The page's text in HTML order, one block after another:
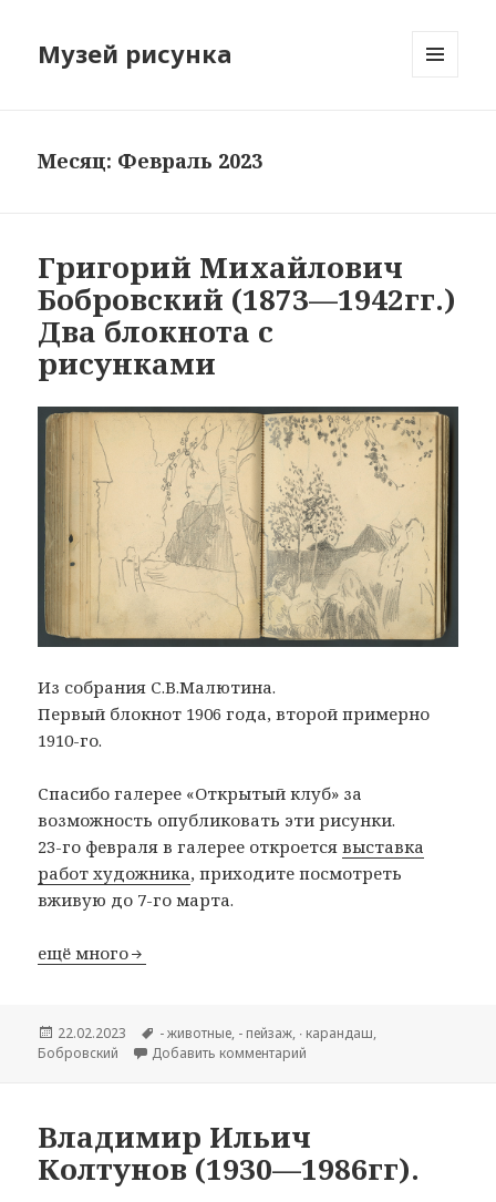
Музей рисунка
Месяц: Февраль 2023
Григорий Михайлович
Бобровский (1873—1942гг.)
Два блокнота с
рисунками
Из собрания С.В.Малютина.
Первый блокнот 1906 года, второй примерно
1910-го.
Спасибо галерее «Открытый клуб» за
возможность опубликовать эти рисунки.
23-го февраля в галерее откроетсявыставка
работ художника, приходите посмотреть
вживую до 7-го марта.
ещё много
Опубликовано
22.02.2023 Метки
- животные, - пейзаж, ∙ карандаш,
Бобровский
Добавить комментарий
Владимир Ильич
Колтунов (1930—1986гг).